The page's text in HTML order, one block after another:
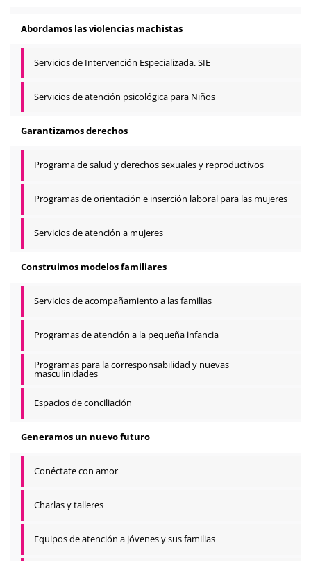
Abordamos las violencias machistas
Servicios de Intervención Especializada. SIE
Servicios de atención psicológica para Niños
Garantizamos derechos
Programa de salud y derechos sexuales y reproductivos
Programas de orientación e inserción laboral para las mujeres
Servicios de atención a mujeres
Construimos modelos familiares
Servicios de acompañamiento a las familias
Programas de atención a la pequeña infancia
Programas para la corresponsabilidad y nuevas
masculinidades
Espacios de conciliación
Generamos un nuevo futuro
Conéctate con amor
Charlas y talleres
Equipos de atención a jóvenes y sus familias